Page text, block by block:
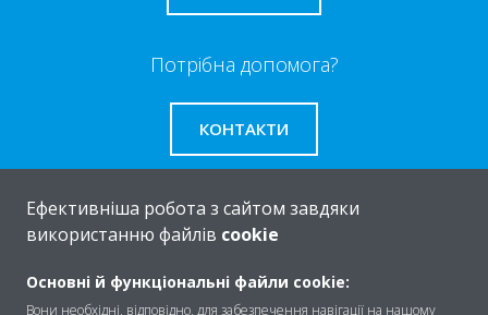
Потрібна допомога?
КОНТАКТИ
Ефективніша робота з сайтом завдяки
використанню файлів cookie
Основні й функціональні файли cookie:
Вони необхідні, відповідно, для забезпечення навігації на нашому